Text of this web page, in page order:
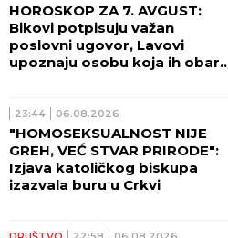
HOROSKOP ZA 7. AVGUST:
Bikovi potpisuju važan
poslovni ugovor, Lavovi
upoznaju osobu koja ih obara
23:44 06.08.2026
"HOMOSEKSUALNOST NIJE
GREH, VEĆ STVAR PRIRODE":
Izjava katoličkog biskupa
izazvala buru u Crkvi